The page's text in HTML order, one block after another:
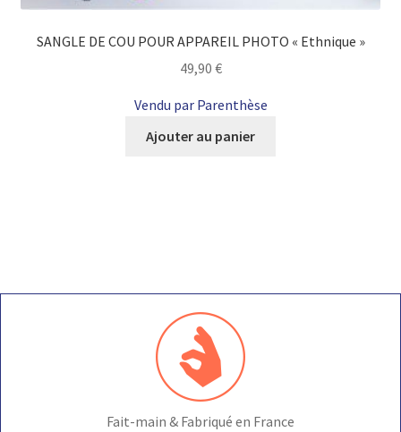
SANGLE DE COU POUR APPAREIL PHOTO « Ethnique »
49,90 €
Vendu par Parenthèse
Ajouter au panier
Fait-main & Fabriqué en France